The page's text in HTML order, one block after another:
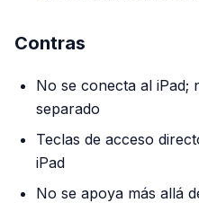
Contras
No se conecta al iPad;
separado
Teclas de acceso
iPad
No se apoya más allá